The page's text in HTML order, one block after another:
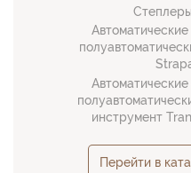
инструмент
Перейти в